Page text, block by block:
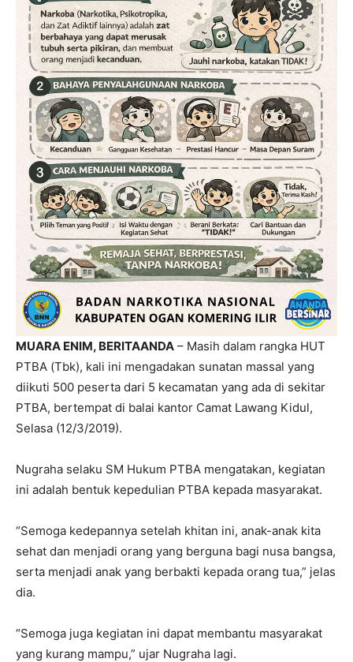
MUARA ENIM, BERITAANDA – Masih dalam rangka HUT
PTBA (Tbk), kali ini mengadakan sunatan massal yang
diikuti 500 peserta dari 5 kecamatan yang ada di sekitar
PTBA, bertempat di balai kantor Camat Lawang Kidul,
Selasa (12/3/2019).
Nugraha selaku SM Hukum PTBA mengatakan, kegiatan
ini adalah bentuk kepedulian PTBA kepada masyarakat.
“Semoga kedepannya setelah khitan ini, anak-anak kita
sehat dan menjadi orang yang berguna bagi nusa bangsa,
serta menjadi anak yang berbakti kepada orang tua,” jelas
dia.
“Semoga juga kegiatan ini dapat membantu masyarakat
yang kurang mampu,” ujar Nugraha lagi.